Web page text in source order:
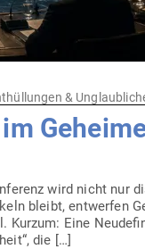
&
wird nicht nur
bleibt, ent­werfen
Eine
die […]